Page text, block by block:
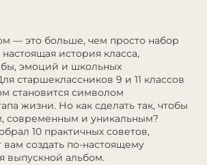
— это больше, чем просто набор
история класса,
эмоций и школьных
старшеклассников 9 и 11 классов
становится символом
жизни. Но как сделать так, чтобы
современным и уникальным?
10 практичных советов,
вам создать по-настоящему
выпускной альбом.